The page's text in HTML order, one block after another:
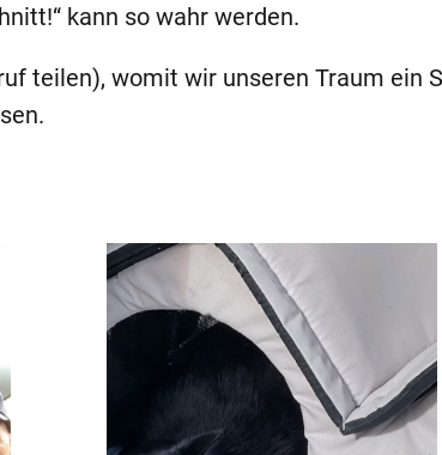
kann so wahr werden.
teilen), womit wir unseren Traum ein